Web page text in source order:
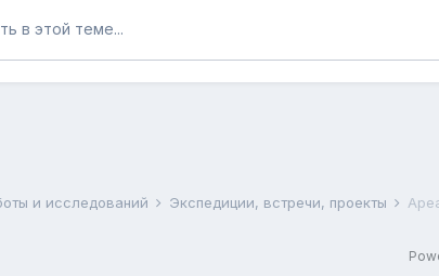
в этой теме...
и исследований Экспедиции, встречи, проекты